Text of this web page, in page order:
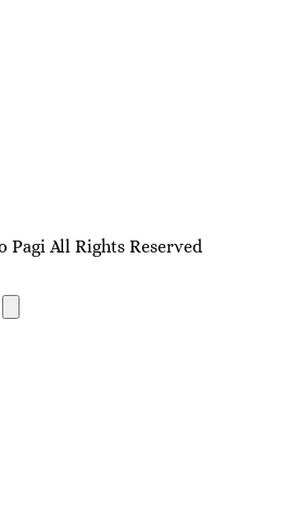
All Rights Reserved